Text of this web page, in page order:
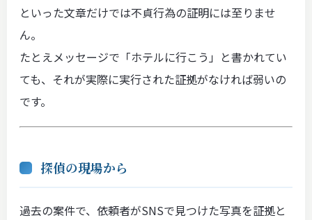
といった文章だけでは不貞行為の証明には至りませ
ん。
たとえメッセージで「ホテルに行こう」と書かれてい
ても、それが実際に実行された証拠がなければ弱いの
です。
探偵の現場から
過去の案件で、依頼者がSNSで見つけた写真を証拠と